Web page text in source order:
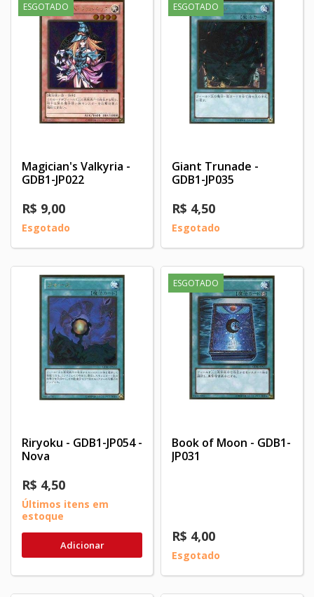
ESGOTADO
Magician's Valkyria -
GDB1-JP022
R$ 9,00
Esgotado
ESGOTADO
Giant Trunade -
GDB1-JP035
R$ 4,50
Esgotado
Riryoku - GDB1-JP054 -
Nova
R$ 4,50
Últimos itens em
estoque
Adicionar
ESGOTADO
Book of Moon - GDB1-
JP031
R$ 4,00
Esgotado